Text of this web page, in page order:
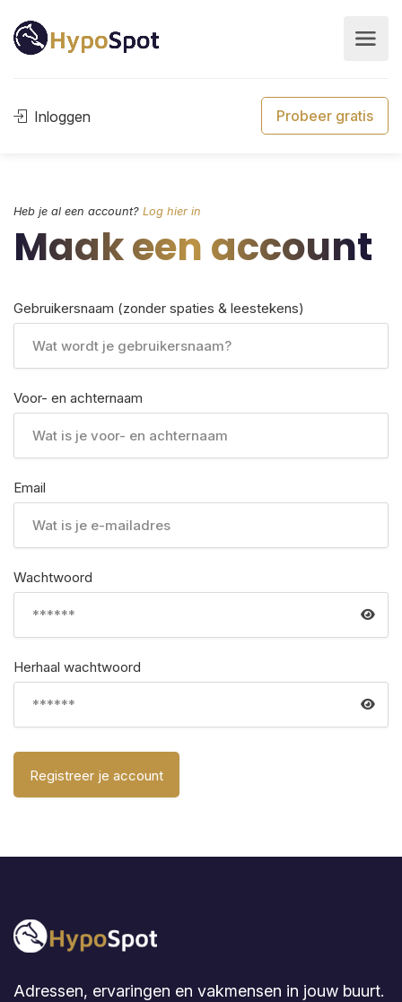
Inloggen Probeer gratis
Heb je al een account? Log hier in
Maak een account
Gebruikersnaam (zonder spaties & leestekens)
Voor- en achternaam
Email
Wachtwoord
Herhaal wachtwoord
Adressen, ervaringen en vakmensen in jouw buurt.